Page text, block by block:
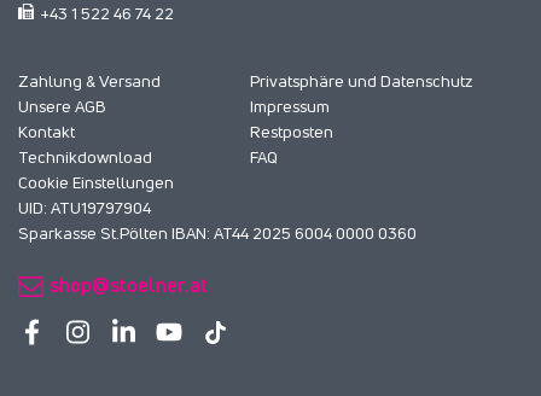
+43 1 522 46 74 22
Zahlung & Versand
Privatsphäre und Datenschutz
Unsere AGB
Impressum
Kontakt
Restposten
Technikdownload
FAQ
Cookie Einstellungen
UID: ATU19797904
Sparkasse St.Pölten IBAN: AT44 2025 6004 0000 0360
shop@stoelner.at